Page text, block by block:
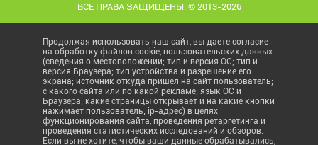
ВСЕ ПРАВА ЗАЩИЩЕНЫ. © 2013-2026
Продолжая использовать наш сайт, вы даете согласие
на обработку файлов cookie, пользовательских данных
(сведения о местоположении; тип и версия ОС; тип и
версия Браузера; тип устройства и разрешение его
экрана; источник откуда пришел на сайт пользователь;
с какого сайта или по какой рекламе; язык ОС и
Браузера; какие страницы открывает и на какие кнопки
нажимает пользователь; ip-адрес) в целях
функционирования сайта, проведения ретаргетинга и
проведения статистических исследований и обзоров.
Если вы не хотите, чтобы ваши данные обрабатывались,